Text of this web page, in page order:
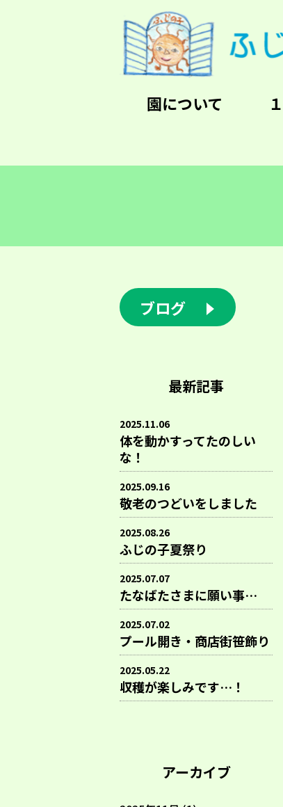
園について
ブログ
最新記事
2025.11.06
体を動かすってたのしい
な！
2025.09.16
敬老のつどいをしました
2025.08.26
ふじの子夏祭り
2025.07.07
たなばたさまに願い事…
2025.07.02
プール開き・商店街笹飾り
2025.05.22
収穫が楽しみです…！
アーカイブ